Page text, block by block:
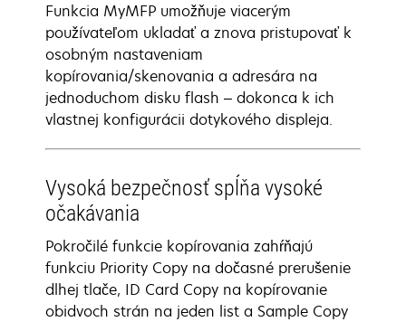
Funkcia MyMFP umožňuje viacerým
používateľom ukladať a znova pristupovať k
osobným nastaveniam
kopírovania/skenovania a adresára na
jednoduchom disku flash – dokonca k ich
vlastnej konfigurácii dotykového displeja.
Vysoká bezpečnosť spĺňa vysoké
očakávania
Pokročilé funkcie kopírovania zahŕňajú
funkciu Priority Copy na dočasné prerušenie
dlhej tlače, ID Card Copy na kopírovanie
obidvoch strán na jeden list a Sample Copy